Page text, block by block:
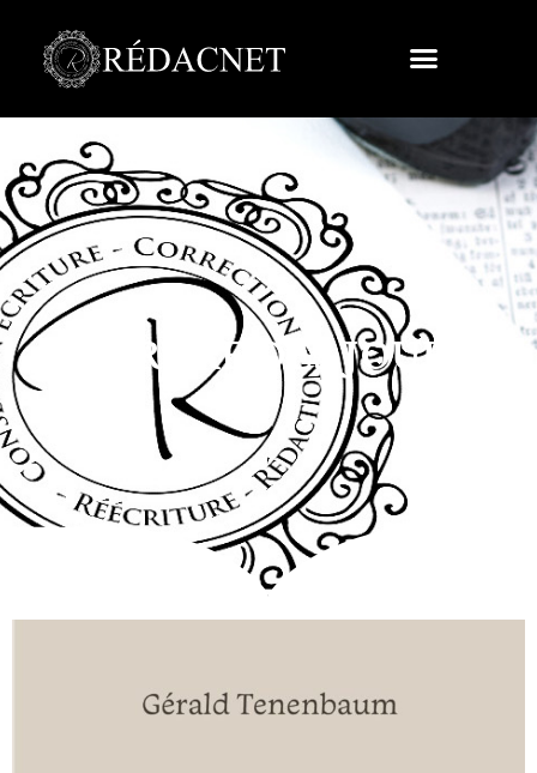
L’ORDRE DES JOURS